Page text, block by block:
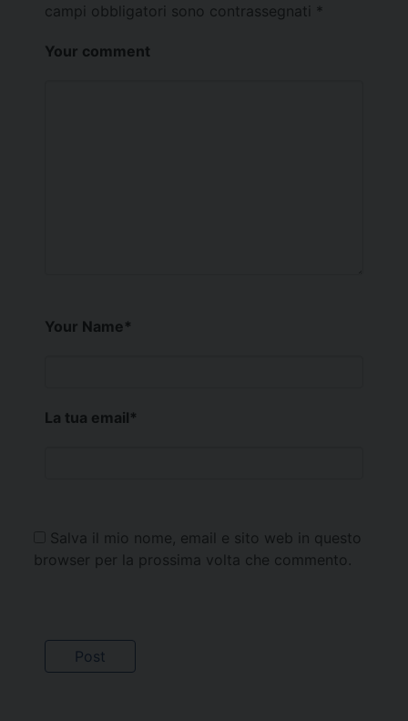
campi obbligatori sono contrassegnati *
Your comment
Your Name*
La tua email*
Salva il mio nome, email e sito web in questo
browser per la prossima volta che commento.